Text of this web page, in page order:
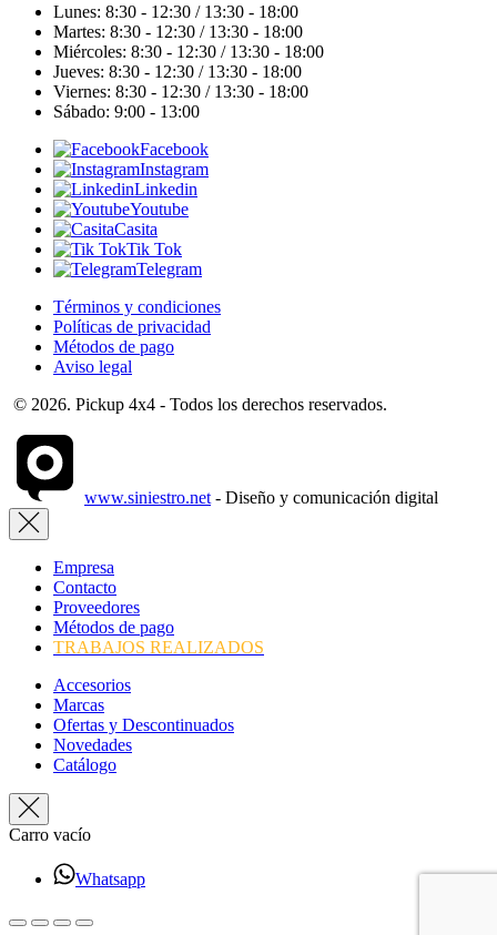
Lunes: 8:30 - 12:30 / 13:30 - 18:00
Martes: 8:30 - 12:30 / 13:30 - 18:00
Miércoles: 8:30 - 12:30 / 13:30 - 18:00
Jueves: 8:30 - 12:30 / 13:30 - 18:00
Viernes: 8:30 - 12:30 / 13:30 - 18:00
Sábado: 9:00 - 13:00
Facebook
Instagram
Linkedin
Youtube
Casita
Tik Tok
Telegram
Términos y condiciones
Políticas de privacidad
Métodos de pago
Aviso legal
© 2026. Pickup 4x4 - Todos los derechos reservados.
www.siniestro.net - Diseño y comunicación digital
Empresa
Contacto
Proveedores
Métodos de pago
TRABAJOS REALIZADOS
Accesorios
Marcas
Ofertas y Descontinuados
Novedades
Catálogo
Carro vacío
Whatsapp